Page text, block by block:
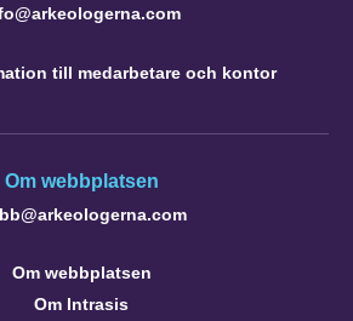
till medarbetare och kontor
Om webbplatsen
Om webbplatsen
Om Intrasis